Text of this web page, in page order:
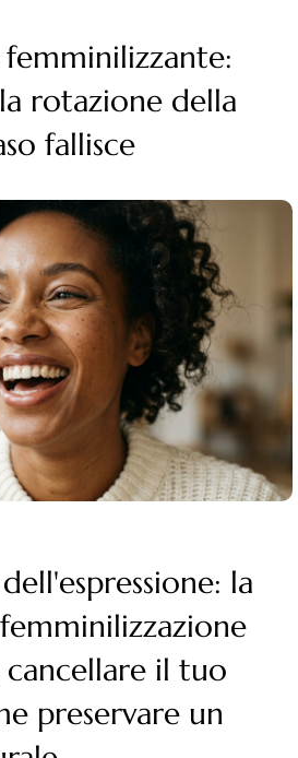
femminilizzante:
rotazione della
fallisce
la
il tuo
preservare un